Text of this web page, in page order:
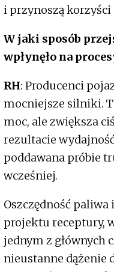
i przynoszą
W jaki sposób
wpłynęło na
RH: Producenci
mocniejsze silniki.
moc, ale zwiększa
rezultacie
poddawana próbie
wcześniej.
Oszczędność paliwa
projektu receptury,
jednym z głównych
nieustanne dążenie